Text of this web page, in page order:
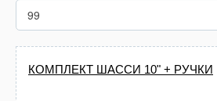
КОМПЛЕКТ ШАССИ 10" + РУЧКИ